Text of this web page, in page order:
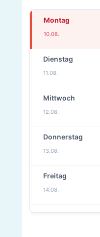
Montag
10.08.
Dienstag
11.08.
Mittwoch
12.08.
Donnerstag
13.08.
Freitag
14.08.